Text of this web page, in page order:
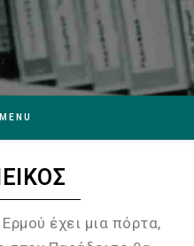
MENU
έχει μια πόρτα,